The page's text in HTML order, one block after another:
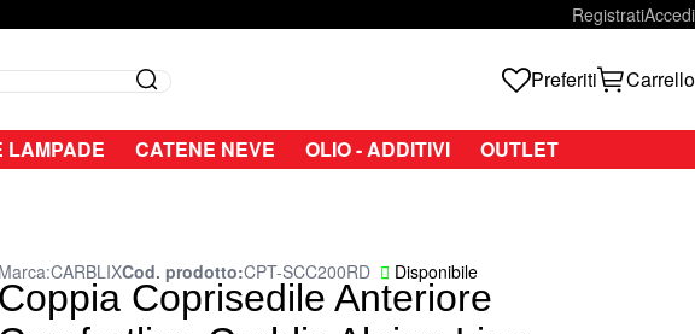
RegistratiAccedi
Search Preferiti Carrello
LAMPADE CATENE NEVE OLIO - ADDITIVI OUTLET
Coppia Coprisedile Anteriore
Disponibile
Marca:CARBLIXCod. prodotto CPT-SCC200RD